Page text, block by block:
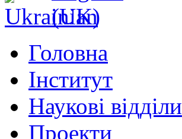
Головна
Інститут
Наукові відділи
Проекти